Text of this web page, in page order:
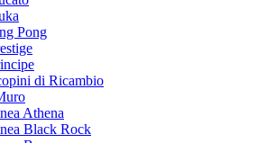
Pong
di Ricambio
Athena
Black Rock